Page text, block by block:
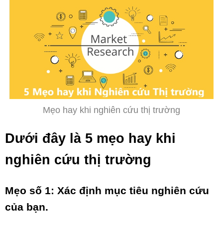
Mẹo hay khi nghiên cứu thị trường
Dưới đây là 5 mẹo hay khi
nghiên cứu thị trường
Mẹo số 1: Xác định mục tiêu nghiên cứu
của bạn.